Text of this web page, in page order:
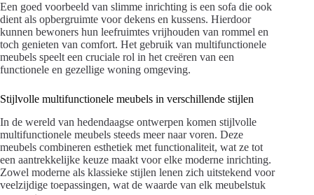
Een goed voorbeeld van slimme inrichting is een sofa die ook
dient als opbergruimte voor dekens en kussens. Hierdoor
kunnen bewoners hun leefruimtes vrijhouden van rommel en
toch genieten van comfort. Het gebruik van multifunctionele
meubels speelt een cruciale rol in het creëren van een
functionele en gezellige woning omgeving.
Stijlvolle multifunctionele meubels in verschillende stijlen
In de wereld van hedendaagse ontwerpen komen stijlvolle
multifunctionele meubels steeds meer naar voren. Deze
meubels combineren esthetiek met functionaliteit, wat ze tot
een aantrekkelijke keuze maakt voor elke moderne inrichting.
Zowel moderne als klassieke stijlen lenen zich uitstekend voor
veelzijdige toepassingen, wat de waarde van elk meubelstuk